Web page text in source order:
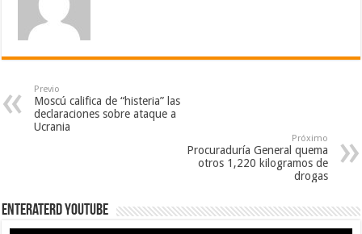
Previo
Moscú califica de “histeria” las
declaraciones sobre ataque a
Ucrania
Próximo
Procuraduría General quema
otros 1,220 kilogramos de
drogas
EnterateRD YOUTUBE